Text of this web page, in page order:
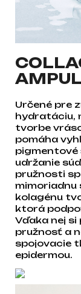
Určené pre
hydratáciu,
tvorbe
pomáha
pigmentové
udržanie
pružnosti
mimoriadnu
kolagénu
ktorá
Vďaka nej
pružnosť a
spojovacie
epidermou.